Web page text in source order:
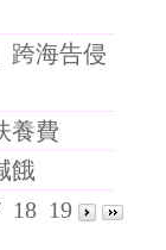
跨海告侵
養費
餓
18 19